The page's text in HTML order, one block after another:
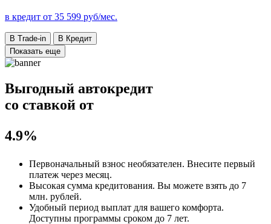
в кредит от 35 599 руб/мес.
В Trade-in
В Кредит
Показать еще
Выгодный автокредит
со ставкой от
4.9%
Первоначальный взнос необязателен. Внесите первый
платеж через месяц.
Высокая сумма кредитования. Вы можете взять до 7
млн. рублей.
Удобный период выплат для вашего комфорта.
Доступны программы сроком до 7 лет.